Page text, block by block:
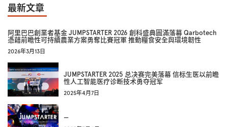
最新文章
阿里巴巴創業者基金 JUMPSTARTER 2026 創科盛典圓滿落幕 Qarbotech
憑藉前瞻性可持續農業方案勇奪比賽冠軍 推動糧食安全與環境韌性
2026年3月13日
JUMPSTARTER 2025 总决赛完美落幕 信标生医以前瞻
性人工智能医疗诊断技术勇夺冠军
2025年4月7日
—